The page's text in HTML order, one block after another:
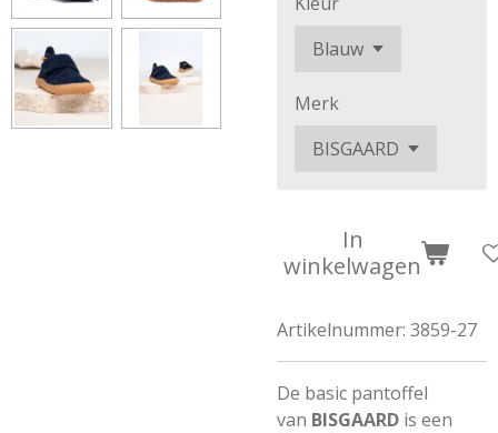
Merk
In
winkelwagen
Artikelnummer: 3859-27
De basic pantoffel
van BISGAARD is een